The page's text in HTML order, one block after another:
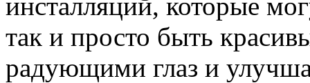
так и просто быть
радующими глаз и